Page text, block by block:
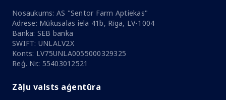
Nosaukums: AS "Sentor Farm Aptiekas"
Adrese: Mūkusalas iela 41b, Rīga, LV-1004
Banka: SEB banka
SWIFT: UNLALV2X
Konts: LV75UNLA0055000329325
Reģ. Nr.: 55403012521
Zāļu valsts aģentūra